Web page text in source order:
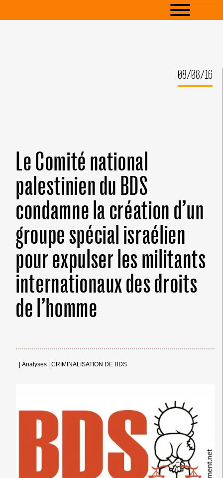
08/08/16
Le Comité national
palestinien du BDS
condamne la création d’un
groupe spécial israélien
pour expulser les militants
internationaux des droits
de l’homme
Analyses CRIMINALISATION DE BDS